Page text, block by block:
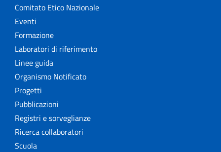
Comitato Etico Nazionale
Eventi
Formazione
Laboratori di riferimento
Linee guida
Organismo Notificato
Progetti
Pubblicazioni
Registri e sorveglianze
Ricerca collaboratori
Scuola